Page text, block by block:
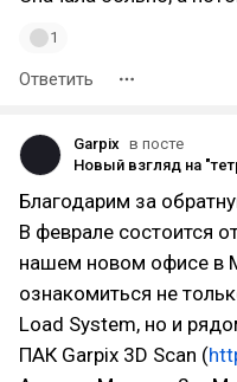
1
Ответить
Garpix в посте
Благодарим за
В феврале состоится
нашем новом офисе в
ознакомиться не
Load System, но и
ПАК Garpix 3D Scan (